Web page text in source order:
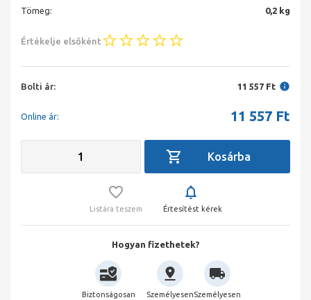
Tömeg:
0,2 kg
Értékelje elsőként
Bolti ár: 11 557 Ft
Online ár: 11 557 Ft
Listára teszem Értesítést kérek
Hogyan fizethetek?
Biztonságosan
SzemélyesenSzemélyesen